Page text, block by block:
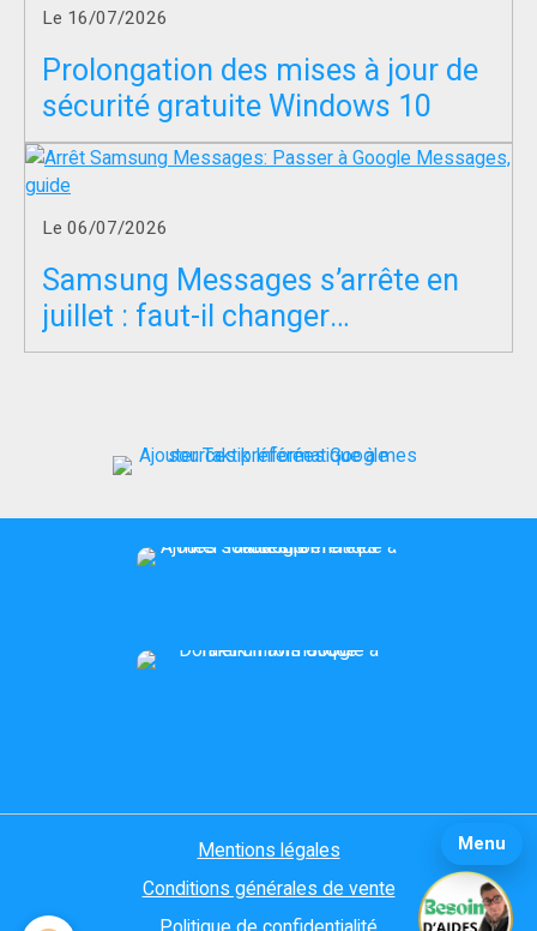
Menu
Le 16/07/2026
Prolongation des mises à jour de
sécurité gratuite Windows 10
Le 06/07/2026
Samsung Messages s’arrête en
juillet : faut-il changer
d’application SMS ?
Mentions légales
Conditions générales de vente